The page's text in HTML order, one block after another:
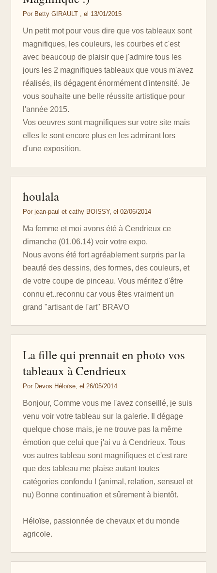
Por Betty GIRAULT , el 13/01/2015
Un petit mot pour vous dire que vos tableaux sont
magnifiques, les couleurs, les courbes et c'est
avec beaucoup de plaisir que j'admire tous les
jours les 2 magnifiques tableaux que vous m'avez
réalisés, ils dégagent énormément d'intensité. Je
vous souhaite une belle réussite artistique pour
l'année 2015.
Vos oeuvres sont magnifiques sur votre site mais
elles le sont encore plus en les admirant lors
d'une exposition.
houlala
Por jean-paul et cathy BOISSY, el 02/06/2014
Ma femme et moi avons été à Cendrieux ce
dimanche (01.06.14) voir votre expo.
Nous avons été fort agréablement surpris par la
beauté des dessins, des formes, des couleurs, et
de votre coupe de pinceau. Vous méritez d'être
connu et..reconnu car vous êtes vraiment un
grand "artisant de l'art" BRAVO
La fille qui prennait en photo vos
tableaux à Cendrieux
Por Devos Héloïse, el 26/05/2014
Bonjour, Comme vous me l'avez conseillé, je suis
venu voir votre tableau sur la galerie. Il dégage
quelque chose mais, je ne trouve pas la même
émotion que celui que j'ai vu à Cendrieux. Tous
vos autres tableau sont magnifiques et c'est rare
que des tableau me plaise autant toutes
catégories confondu ! (animal, relation, sensuel et
nu) Bonne continuation et sûrement à bientôt.
Héloïse, passionnée de chevaux et du monde
agricole.